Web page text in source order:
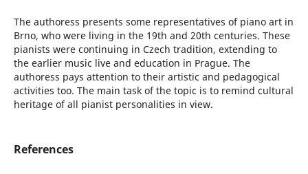
The authoress presents some representatives of piano art in
Brno, who were living in the 19th and 20th centuries. These
pianists were continuing in Czech tradition, extending to
the earlier music live and education in Prague. The
authoress pays attention to their artistic and pedagogical
activities too. The main task of the topic is to remind cultural
heritage of all pianist personalities in view.
References